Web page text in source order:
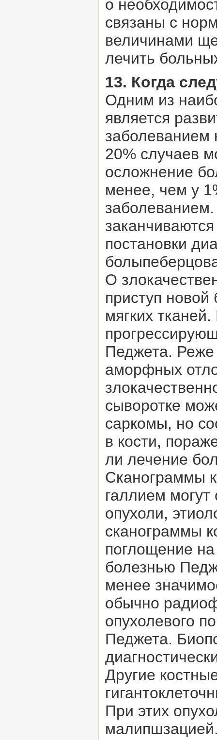
о
связаны с
величинами
лечить
13. Когда
Одним из
является
заболеванием
20% случаев
осложнение
менее, чем у
постановки
О
приступ
мягких
Педжета.
аморфных
сыворотке
саркомы, но
в кости,
ли лечение
Сканограммы
галлием
опухоли,
сканограммы
поглощение на
болезнью
менее
обычно
опухолевого
Педжета.
Другие
При этих